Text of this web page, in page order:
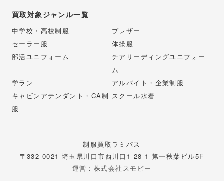
買取対象ジャンル一覧
中学校・高校制服
ブレザー
セーラー服
体操服
部活ユニフォーム
チアリーディングユニフォー
ム
学ラン
アルバイト・企業制服
キャビンアテンダント・CA制
服
スクール水着
制服買取ラミパス
〒332-0021 埼玉県川口市西川口1-28-1 第一秋葉ビル5F
運営：株式会社スモビー